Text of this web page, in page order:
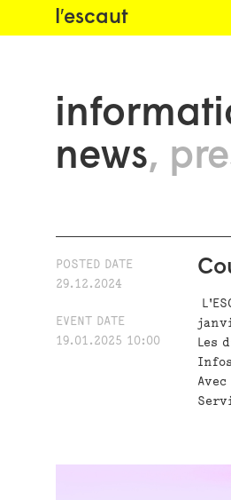
l′escaut
news
POSTED DATE
29.12.2024
EVENT DATE
19.01.2025 10:00
Les